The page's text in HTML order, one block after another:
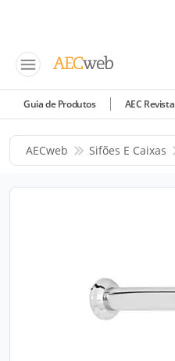
Guia de Produtos AEC Revista
AECweb Sifões E Caixas